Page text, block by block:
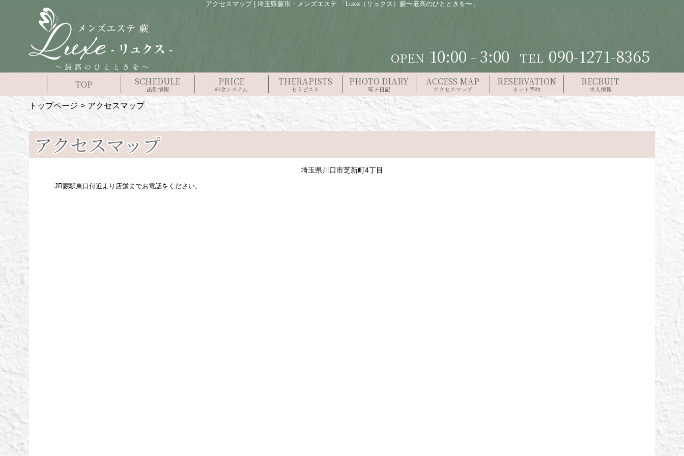
アクセスマップ | 埼玉県蕨市・メンズエステ 「Luxe（リュクス）蕨〜最高のひとときを〜」
10:00 - 3:00 TEL 090-1271-8365
TOP SCHEDULE
出勤情報
PRICE
料金システム
THERAPISTS
セラピスト
PHOTO DIARY
写メ日記
ACCESS MAP
アクセスマップ
RESERVATION
ネット予約
RECRUIT
求人情報
トップページ アクセスマップ
アクセスマップ
埼玉県川口市芝新町4丁目
JR蕨駅東口付近より店舗までお電話をください。